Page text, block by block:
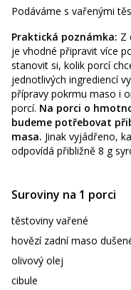
Podáváme s vařenými
Praktická poznámka: Z
je vhodné připravit více
stanovit si, kolik porcí
jednotlivých ingrediencí
přípravy pokrmu maso i
porcí. Na porci o
budeme potřebovat
masa. Jinak vyjádřeno,
odpovídá přibližně 8 g
Suroviny na 1 porci
těstoviny vařené
hovězí zadní maso
olivový olej
cibule